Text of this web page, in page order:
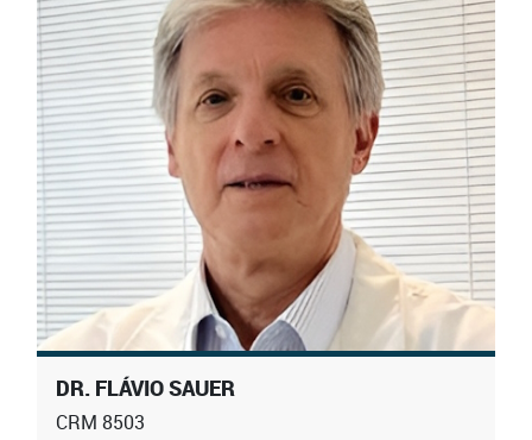
DR. FLÁVIO SAUER
CRM 8503